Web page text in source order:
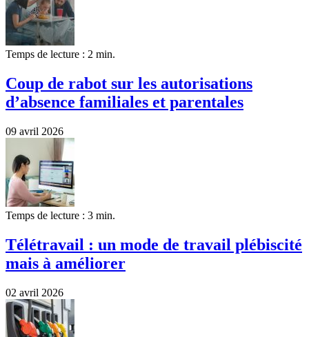
Temps de lecture : 2 min.
Coup de rabot sur les autorisations
d’absence familiales et parentales
09 avril 2026
Temps de lecture : 3 min.
Télétravail : un mode de travail plébiscité
mais à améliorer
02 avril 2026